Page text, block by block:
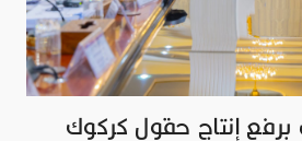
إنتاج حقول كركوك